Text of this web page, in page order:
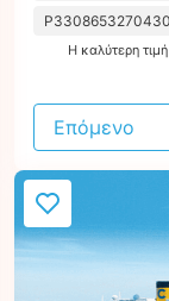
P3308653270430
Η καλύτερη
Επόμενο